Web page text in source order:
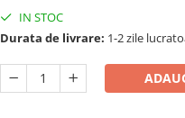
IN STOC
Durata de livrare: 1-2 zile